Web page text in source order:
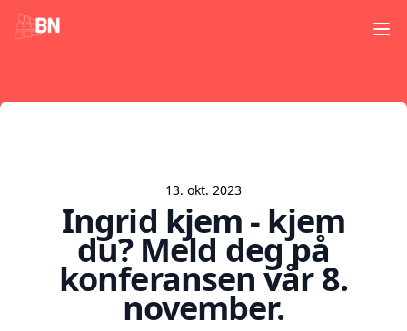
13. okt. 2023
Ingrid kjem - kjem
du? Meld deg på
konferansen vår 8.
november.